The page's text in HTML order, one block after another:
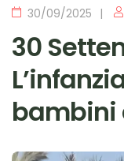
30/09/2025
30
bambini